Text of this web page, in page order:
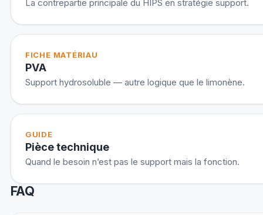
La contrepartie principale du HIPS en stratégie support.
FICHE MATÉRIAU
PVA
Support hydrosoluble — autre logique que le limonène.
GUIDE
Pièce technique
Quand le besoin n’est pas le support mais la fonction.
FAQ